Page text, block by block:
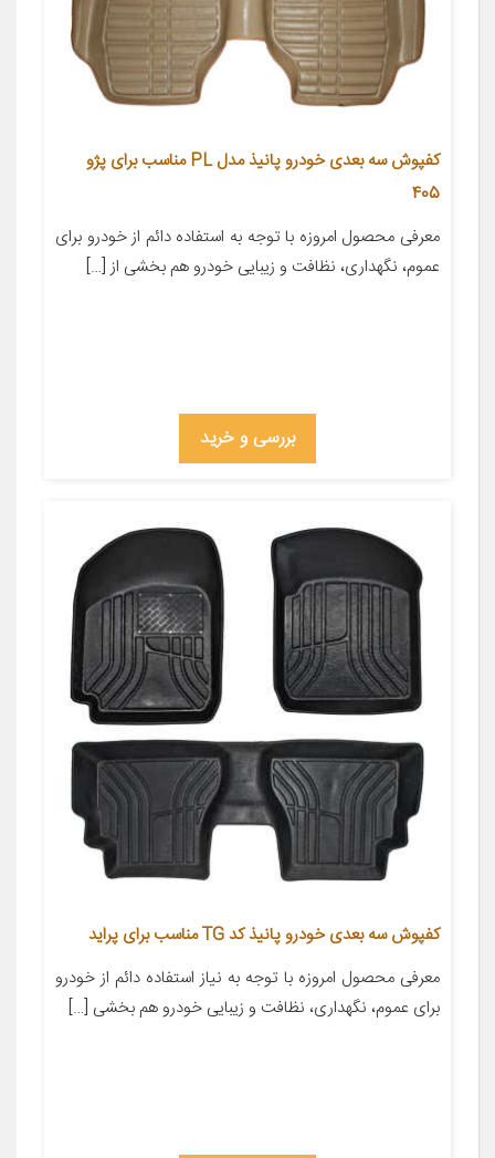
کفپوش سه بعدی خودرو پانیذ مدل PL مناسب برای پژو
405
معرفی محصول امروزه با توجه به استفاده دائم از خودرو برای
عموم، نگهداری، نظافت و زیبایی خودرو هم بخشی از […]
بررسی و خرید
کفپوش سه بعدی خودرو پانیذ کد TG مناسب برای پراید
معرفی محصول امروزه با توجه به نیاز استفاده دائم از خودرو
برای عموم، نگهداری، نظافت و زیبایی خودرو هم بخشی […]